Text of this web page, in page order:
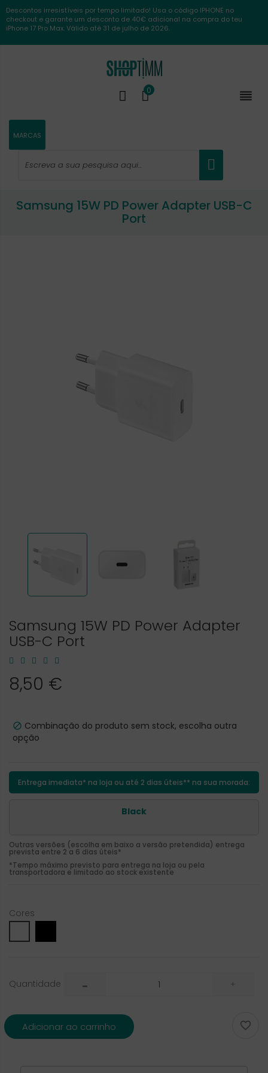
Descontos irresistíveis por tempo limitado! Usa o código IPHONE no
checkout e garante um desconto de 40€ adicional na compra do teu
iPhone 17 Pro Max. Válido até 31 de julho de 2026.

0
MARCAS
Samsung 15W PD Power Adapter USB-C
Port
Samsung 15W PD Power Adapter
USB-C Port
8,50 €
 Combinação do produto sem stock, escolha outra
opção
Entrega imediata* na loja ou até 2 dias úteis** na sua morada:
Black
Outras versões (escolha em baixo a versão pretendida) entrega
prevista entre 2 a 6 dias úteis*
*Tempo máximo previsto para entrega na loja ou pela
transportadora e limitado ao stock existente
Cores
Quantidade
Adicionar ao carrinho 